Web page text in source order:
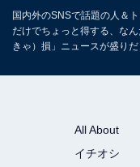
国内外のSNSで話題の人＆
だけでちょっと得する、な
きゃ）損」ニュースが盛りだ
All About
イチオシ